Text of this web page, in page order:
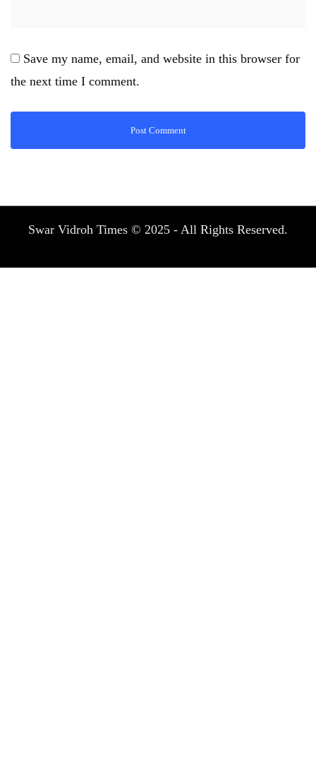
Save my name, email, and website in this browser for
the next time I comment.
Swar Vidroh Times © 2025 - All Rights Reserved.